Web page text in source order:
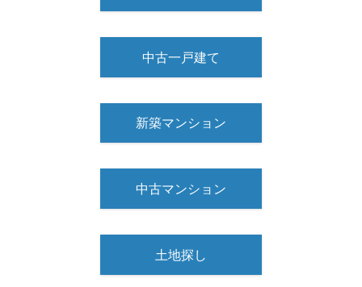
中古一戸建て
新築マンション
中古マンション
土地探し